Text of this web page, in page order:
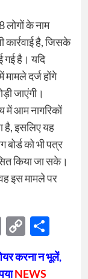
लोगों के नाम
है, जिसके
गई है। यदि
मामले दर्ज होंगे
जाएंगी।
में आम नागरिकों
है, इसलिए यह
को भी पत्र
किया जा सके।
इस मामले पर
Print
Copy
Link
करना न भूलें,
NEWS